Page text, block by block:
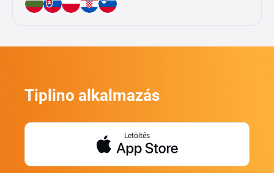
Tiplino alkalmazás
Letöltés